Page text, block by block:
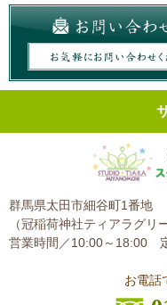
群馬県太田市細谷町1番地
（冠稲荷神社ティアラグリ
営業時間／10:00～18:00
お電話